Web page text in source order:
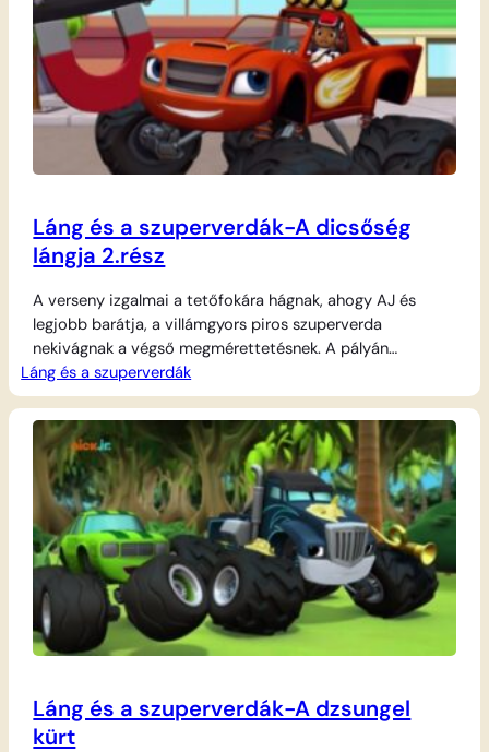
Láng és a szuperverdák-A dicsőség
lángja 2.rész
A verseny izgalmai a tetőfokára hágnak, ahogy AJ és
legjobb barátja, a villámgyors piros szuperverda
nekivágnak a végső megmérettetésnek. A pályán
rengeteg váratlan akadály és nehéz terep vár rájuk, de a
bátor csapat nem hátrál meg a kihívások elől. A száguldás
közben együtt fejtik meg a mozgás titkait, és a fizika
törvényeit hívják segítségül, hogy…
Láng és a szuperverdák
Láng és a szuperverdák-A dzsungel
kürt